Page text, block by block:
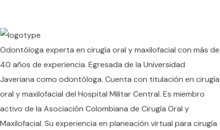
Odontóloga experta en cirugía oral y maxilofacial con más de
40 años de experiencia. Egresada de la Universidad
Javeriana como odontóloga. Cuenta con titulación en cirugía
oral y maxilofacial del Hospital Militar Central. Es miembro
activo de la Asociación Colombiana de Cirugía Oral y
Maxilofacial. Su experiencia en planeación virtual para cirugía